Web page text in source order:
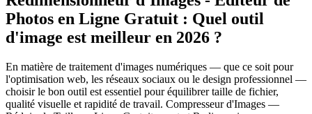
Photos en Ligne Gratuit : Quel outil
d'image est meilleur en 2026 ?
En matière de traitement d'images numériques — que ce soit pour
l'optimisation web, les réseaux sociaux ou le design professionnel —
choisir le bon outil est essentiel pour équilibrer taille de fichier,
qualité visuelle et rapidité de travail. Compresseur d'Images —